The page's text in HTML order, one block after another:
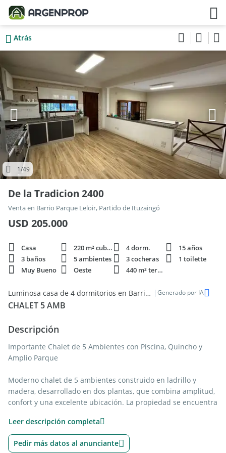
Atrás
1/49
De la Tradicion 2400
Venta en Barrio Parque Leloir, Partido de Ituzaingó
USD 205.000
Casa 220 m² cubie. 4 dorm.
15 años
3 baños
5 ambientes 3 cocheras
1 toilette
Muy Bueno
Oeste 440 m² terren.
Luminosa casa de 4 dormitorios en Barrio Parque Leloir - Venta | Generado por IA
CHALET 5 AMB
Descripción
Importante Chalet de 5 Ambientes con Piscina, Quincho y
Amplio Parque
Moderno chalet de 5 ambientes construido en ladrillo y
madera, desarrollado en dos plantas, que combina amplitud,
confort y una excelente ubicación. La propiedad se encuentra
mantenimiento y actualización a considerar.
Planta Baja
Leer descripción completa
Pedir más datos al anunciante